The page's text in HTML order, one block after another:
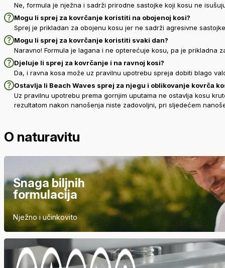
Ne, formula je nježna i sadrži prirodne sastojke koji kosu ne
Mogu li sprej za kovrčanje koristiti na obojenoj kosi?
Sprej je prikladan za obojenu kosu jer ne sadrži agresivne
Mogu li sprej za kovrčanje koristiti svaki dan?
Naravno! Formula je lagana i ne opterećuje kosu, pa je prikladna
Djeluje li sprej za kovrčanje i na ravnoj kosi?
Da, i ravna kosa može uz pravilnu upotrebu spreja dobiti blago
Ostavlja li Beach Waves sprej za njegu i oblikovanje kovrča
Uz pravilnu upotrebu prema gornjim uputama ne ostavlja kosu
rezultatom nakon nanošenja niste zadovoljni, pri sljedećem
O naturavitu
Snaga biljnih
formulacija
Nježno i učinkovito